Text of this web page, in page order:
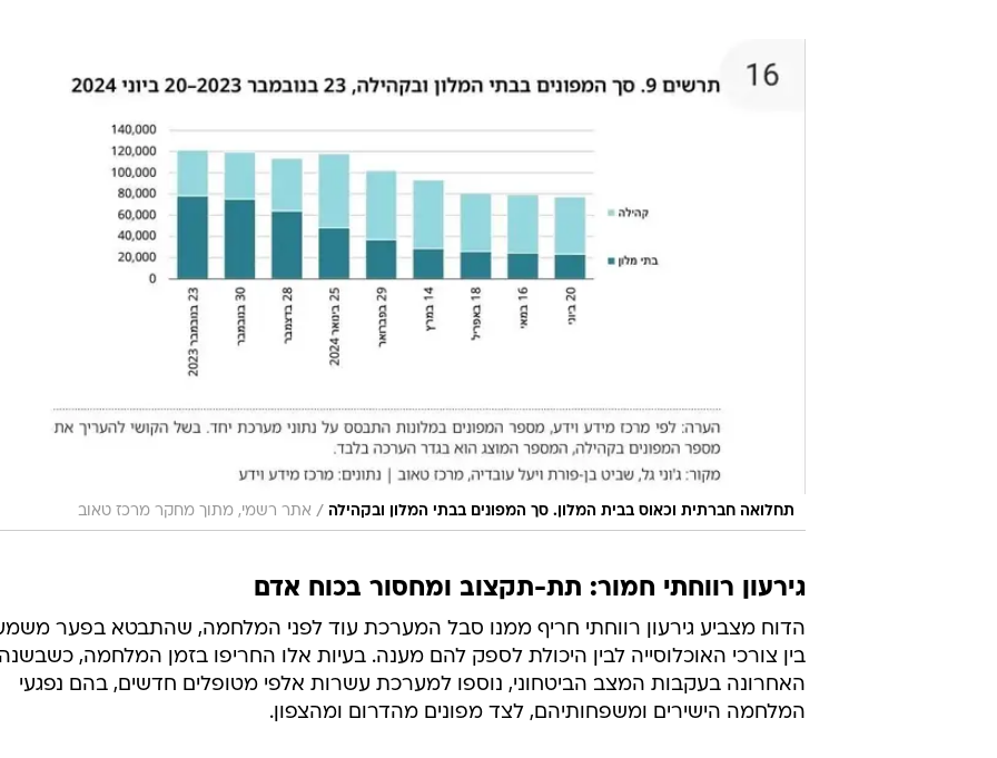
תחלואה חברתית וכאוס בבית המלון. סך המפונים בבתי המלון ובקהילה / אתר רשמי, מתוך מחקר מרכז טאוב
גירעון רווחתי חמור: תת-תקצוב ומחסור בכוח אדם
הדוח מצביע גירעון רווחתי חריף ממנו סבל המערכת עוד לפני המלחמה, שהתבטא בפער
בין צורכי האוכלוסייה לבין היכולת לספק להם מענה. בעיות אלו החריפו בזמן המלחמה,
האחרונה בעקבות המצב הביטחוני, נוספו למערכת עשרות אלפי מטופלים חדשים, בהם נפגעי
המלחמה הישירים ומשפחותיהם, לצד מפונים מהדרום ומהצפון.